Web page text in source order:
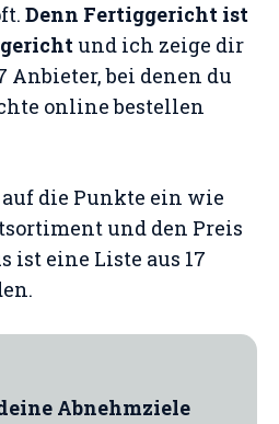
Denn Fertiggericht ist
und ich zeige dir
Anbieter, bei denen du
online bestellen
die Punkte ein wie
und den Preis
ist eine Liste aus 17
Abnehmziele